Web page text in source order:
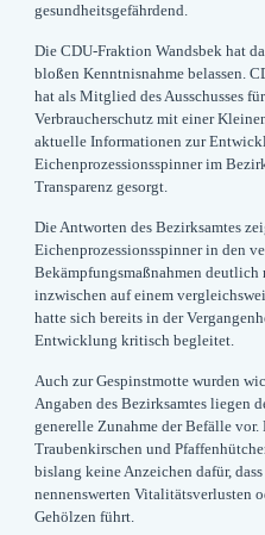
gesundheitsgefährdend.
Die CDU-Fraktion Wandsbek hat
bloßen Kenntnisnahme belassen.
hat als Mitglied des Ausschusses
Verbraucherschutz mit einer
aktuelle Informationen zur
Eichenprozessionsspinner im
Transparenz gesorgt.
Die Antworten des Bezirksamtes
Eichenprozessionsspinner in den
Bekämpfungsmaßnahmen
inzwischen auf einem
hatte sich bereits in der
Entwicklung kritisch begleitet.
Auch zur Gespinstmotte wurden
Angaben des Bezirksamtes liegen
generelle Zunahme der Befälle
Traubenkirschen und
bislang keine Anzeichen dafür,
nennenswerten Vitalitätsverlusten
Gehölzen führt.